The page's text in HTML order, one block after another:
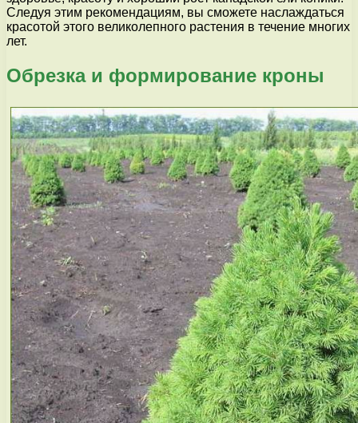
Следуя этим рекомендациям, вы сможете наслаждаться
красотой этого великолепного растения в течение многих
лет.
Обрезка и формирование кроны